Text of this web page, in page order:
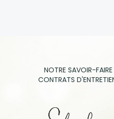
NOTRE SAVOIR-FAIRE
CONTRATS